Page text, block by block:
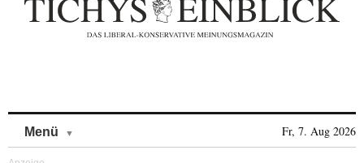
Menü Fr, 7. Aug 2026